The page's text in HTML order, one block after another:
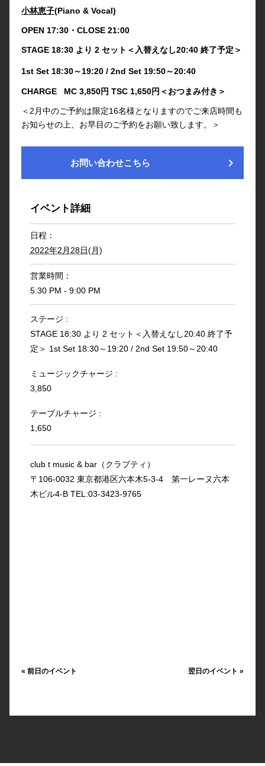
小林恵子(Piano & Vocal)
OPEN 17:30・CLOSE 21:00
STAGE 18:30 より 2 セット＜入替えなし20:40 終了予定＞
1st Set 18:30～19:20 / 2nd Set 19:50～20:40
CHARGE MC 3,850円 TSC 1,650円＜おつまみ付き＞
＜2月中のご予約は限定16名様となりますのでご来店時間も
お知らせの上、お早目のご予約をお願い致します。＞
お問い合わせこちら chevron_right
イベント詳細
日程：
2022年2月28日(月)
営業時間：
5:30 PM - 9:00 PM
ステージ :
STAGE 18:30 より 2 セット＜入替えなし20:40 終了予
定＞ 1st Set 18:30～19:20 / 2nd Set 19:50～20:40
ミュージックチャージ :
3,850
テーブルチャージ :
1,650
club t music & bar（クラブティ）
〒106-0032 東京都港区六本木5-3-4 第一レーヌ六本
木ビル4-B TEL:03-3423-9765
« 前日のイベント 翌日のイベント»